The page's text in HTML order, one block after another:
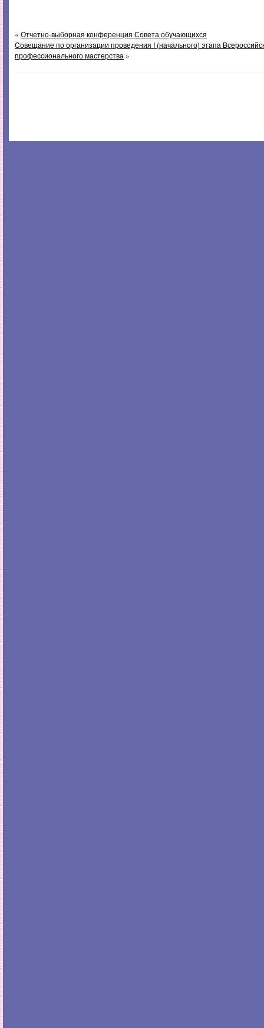
« Отчетно-выборная конференция Совета обучающихся
Cовещание по организации проведения I (начального) этапа
профессионального мастерства »